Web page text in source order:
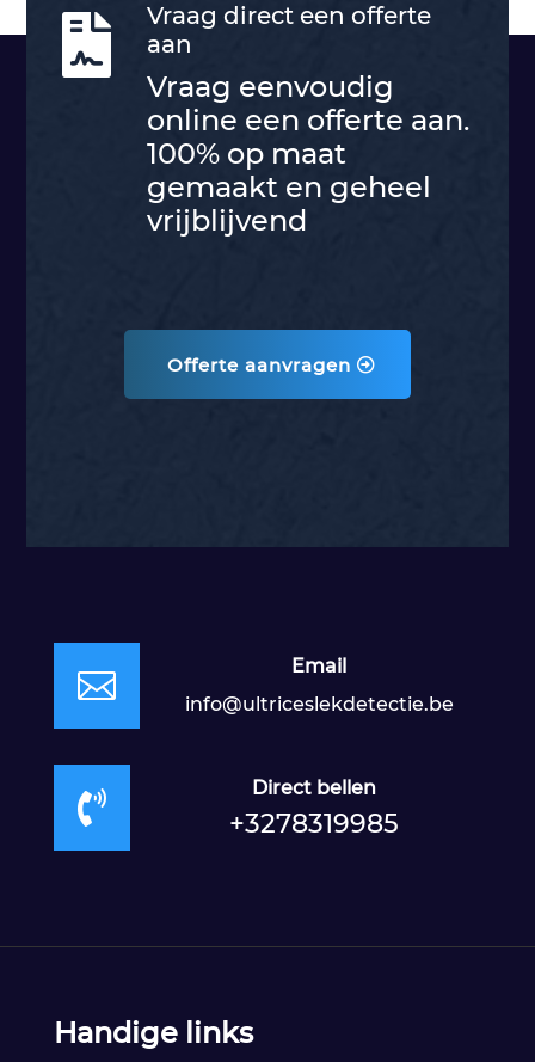

Vraag direct een offerte
aan
Vraag eenvoudig
online een offerte aan.
100% op maat
gemaakt en geheel
vrijblijvend
Offerte aanvragen

Email
info@ultriceslekdetectie.be

Direct bellen
+3278319985
Handige links